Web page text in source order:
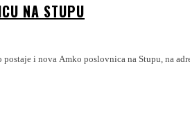
NA STUPU
i nova Amko poslovnica na Stupu, na